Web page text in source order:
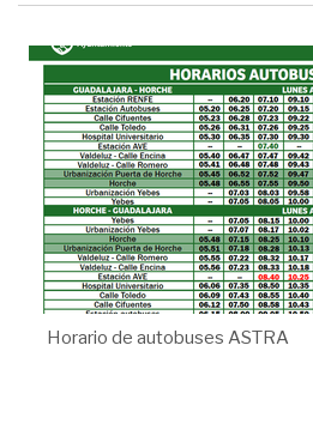
Horario de autobuses ASTRA